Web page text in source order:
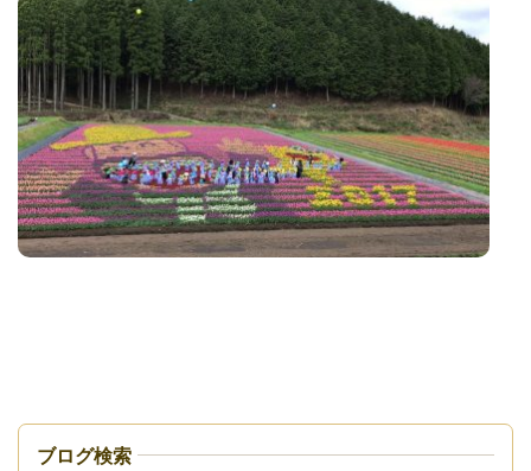
English
ブログ検索